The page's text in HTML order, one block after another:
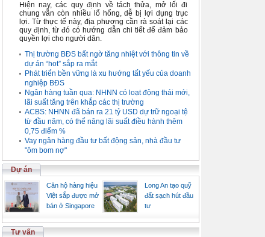
Hiện nay, các quy định về tách thửa, mở lối đi
chung vẫn còn nhiều lổ hổng, dễ bị lợi dụng trục
lợi. Từ thực tế này, địa phương cần rà soát lại các
quy định, từ đó có hướng dẫn chi tiết để đảm bảo
quyền lợi cho người dân.
Thị trường BĐS bất ngờ tăng nhiệt với thông tin về
dự án “hot” sắp ra mắt
Phát triển bền vững là xu hướng tất yếu của doanh
nghiệp BĐS
Ngân hàng tuần qua: NHNN có loạt động thái mới,
lãi suất tăng trên khắp các thị trường
ACBS: NHNN đã bán ra 21 tỷ USD dự trữ ngoại tệ
từ đầu năm, có thể nâng lãi suất điều hành thêm
0,75 điểm %
Vay ngân hàng đầu tư bất động sản, nhà đầu tư
"ôm bom nợ"
Dự án
Căn hộ hàng hiệu
Việt sắp được mở
bán ở Singapore
Long An tạo quỹ
đất sạch hút đầu
tư
Tư vấn